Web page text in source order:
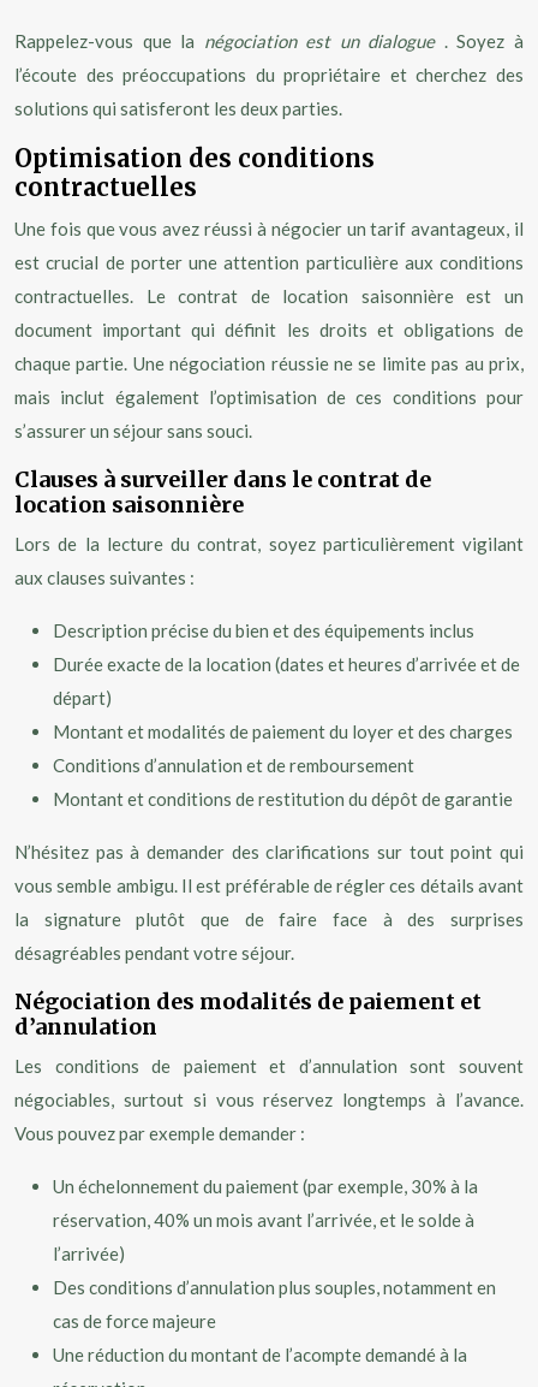
Rappelez-vous que la négociation est un dialogue . Soyez à
l’écoute des préoccupations du propriétaire et cherchez des
solutions qui satisferont les deux parties.
Optimisation des conditions
contractuelles
Une fois que vous avez réussi à négocier un tarif avantageux, il
est crucial de porter une attention particulière aux conditions
contractuelles. Le contrat de location saisonnière est un
document important qui définit les droits et obligations de
chaque partie. Une négociation réussie ne se limite pas au prix,
mais inclut également l’optimisation de ces conditions pour
s’assurer un séjour sans souci.
Clauses à surveiller dans le contrat de
location saisonnière
Lors de la lecture du contrat, soyez particulièrement vigilant
aux clauses suivantes :
Description précise du bien et des équipements inclus
Durée exacte de la location (dates et heures d’arrivée et de
départ)
Montant et modalités de paiement du loyer et des charges
Conditions d’annulation et de remboursement
Montant et conditions de restitution du dépôt de garantie
N’hésitez pas à demander des clarifications sur tout point qui
vous semble ambigu. Il est préférable de régler ces détails avant
la signature plutôt que de faire face à des surprises
désagréables pendant votre séjour.
Négociation des modalités de paiement et
d’annulation
Les conditions de paiement et d’annulation sont souvent
négociables, surtout si vous réservez longtemps à l’avance.
Vous pouvez par exemple demander :
Un échelonnement du paiement (par exemple, 30% à la
réservation, 40% un mois avant l’arrivée, et le solde à
l’arrivée)
Des conditions d’annulation plus souples, notamment en
cas de force majeure
Une réduction du montant de l’acompte demandé à la